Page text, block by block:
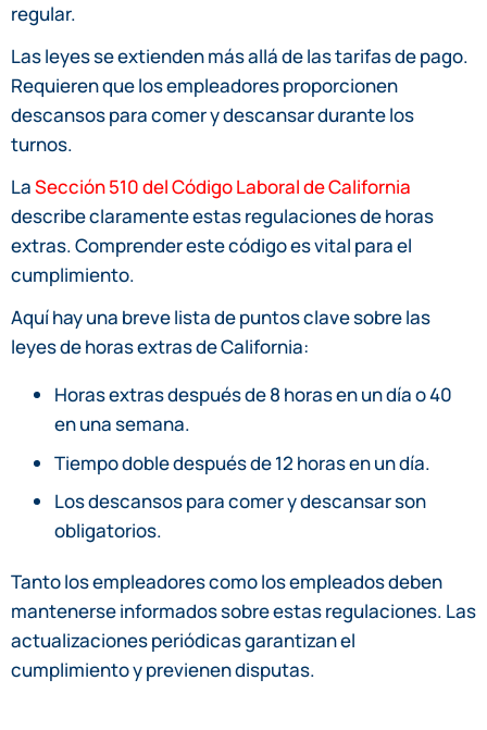
regular.
Las leyes se extienden más allá de las tarifas de pago.
Requieren que los empleadores proporcionen
descansos para comer y descansar durante los
turnos.
LaSección 510 del Código Laboral de California
describe claramente estas regulaciones de horas
extras. Comprender este código es vital para el
cumplimiento.
Aquí hay una breve lista de puntos clave sobre las
leyes de horas extras de California:
Horas extras después de 8 horas en un día o 40
en una semana.
Tiempo doble después de 12 horas en un día.
Los descansos para comer y descansar son
obligatorios.
Tanto los empleadores como los empleados deben
mantenerse informados sobre estas regulaciones. Las
actualizaciones periódicas garantizan el
cumplimiento y previenen disputas.